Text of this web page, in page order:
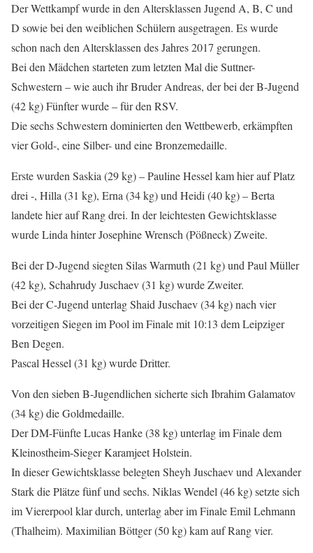
Der Wettkampf wurde in den Altersklassen Jugend A, B, C und
D sowie bei den weiblichen Schülern ausgetragen. Es wurde
schon nach den Altersklassen des Jahres 2017 gerungen.
Bei den Mädchen starteten zum letzten Mal die Suttner-
Schwestern – wie auch ihr Bruder Andreas, der bei der B-Jugend
(42 kg) Fünfter wurde – für den RSV.
Die sechs Schwestern dominierten den Wettbewerb, erkämpften
vier Gold-, eine Silber- und eine Bronzemedaille.
Erste wurden Saskia (29 kg) – Pauline Hessel kam hier auf Platz
drei -, Hilla (31 kg), Erna (34 kg) und Heidi (40 kg) – Berta
landete hier auf Rang drei. In der leichtesten Gewichtsklasse
wurde Linda hinter Josephine Wrensch (Pößneck) Zweite.
Bei der D-Jugend siegten Silas Warmuth (21 kg) und Paul Müller
(42 kg), Schahrudy Juschaev (31 kg) wurde Zweiter.
Bei der C-Jugend unterlag Shaid Juschaev (34 kg) nach vier
vorzeitigen Siegen im Pool im Finale mit 10:13 dem Leipziger
Ben Degen.
Pascal Hessel (31 kg) wurde Dritter.
Von den sieben B-Jugendlichen sicherte sich Ibrahim Galamatov
(34 kg) die Goldmedaille.
Der DM-Fünfte Lucas Hanke (38 kg) unterlag im Finale dem
Kleinostheim-Sieger Karamjeet Holstein.
In dieser Gewichtsklasse belegten Sheyh Juschaev und Alexander
Stark die Plätze fünf und sechs. Niklas Wendel (46 kg) setzte sich
im Viererpool klar durch, unterlag aber im Finale Emil Lehmann
(Thalheim). Maximilian Böttger (50 kg) kam auf Rang vier.